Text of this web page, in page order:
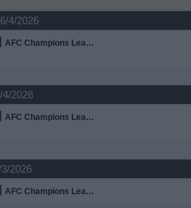
4/2026
AFC Champions League Elite
4/2026
AFC Champions League Elite
2026
AFC Champions League Elite